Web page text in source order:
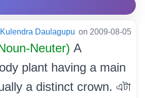
Kulendra Daulagupu on 2009-08-05
Neuter) A
plant having a main
a distinct crown. এটা